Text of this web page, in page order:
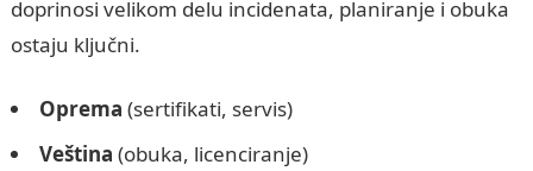
doprinosi velikom delu incidenata, planiranje i obuka
ostaju ključni.
Oprema (sertifikati, servis)
Veština (obuka, licenciranje)